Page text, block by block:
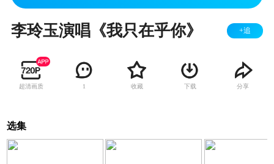
李玲玉演唱《我只在乎你》 +追
超清画质 1 收藏 下载 分享
选集